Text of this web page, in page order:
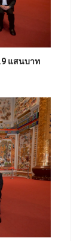
แสนบาท